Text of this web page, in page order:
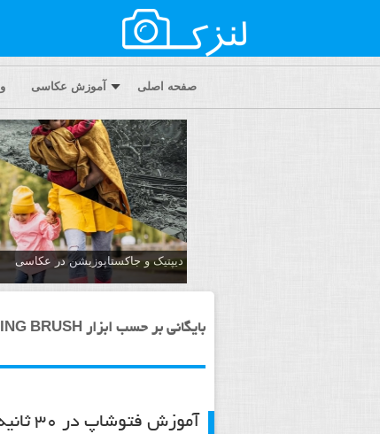
صفحه اصلی آموزش عکاسی
دیپتیک و جاکستا‌پوزیشن در عکاسی
بایگانی بر حسب ابزار HEALING BRUSH
آموزش فتوشاپ در ۳۰ ثانیه: ترمیم قابل بازگشت و غیر مخرب